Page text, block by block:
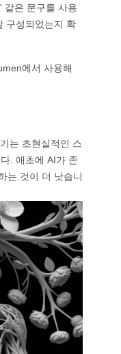
같은 문구를 사용
구성되었는지 확
에서 사용해
는 초현실적인 스
. 애초에 AI가 존
는 것이 더 낫습니